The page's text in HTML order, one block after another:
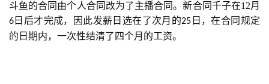
斗鱼的合同由个人合同改为了主播合同。新合同千子在12月
6 日后才完成，因此发薪日选在了次月的25 日，在合同规定
的日期内，一次性结清了四个月的工资。